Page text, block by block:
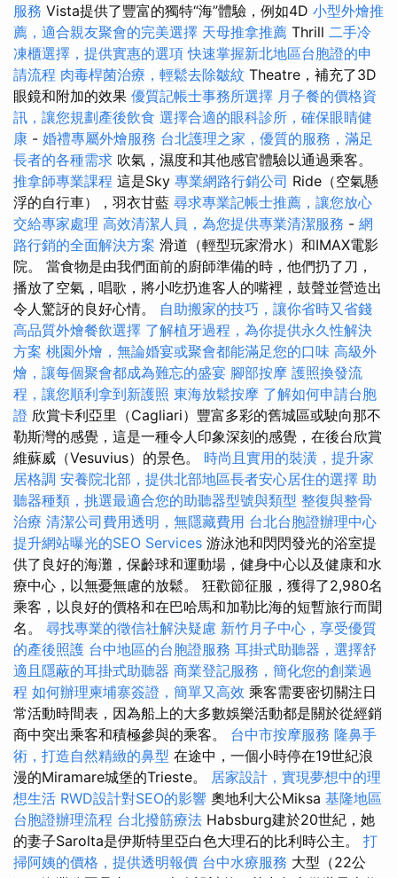
服務 Vista提供了豐富的獨特“海”體驗，例如4D 小型外燴推
薦，適合親友聚會的完美選擇 天母推拿推薦 Thrill 二手冷
凍櫃選擇，提供實惠的選項 快速掌握新北地區台胞證的申
請流程 肉毒桿菌治療，輕鬆去除皺紋 Theatre，補充了3D
眼鏡和附加的效果 優質記帳士事務所選擇 月子餐的價格資
訊，讓您規劃產後飲食 選擇合適的眼科診所，確保眼睛健
康 - 婚禮專屬外燴服務 台北護理之家，優質的服務，滿足
長者的各種需求 吹氣，濕度和其他感官體驗以通過乘客。
推拿師專業課程 這是Sky 專業網路行銷公司 Ride（空氣懸
浮的自行車），羽衣甘藍 尋求專業記帳士推薦，讓您放心
交給專家處理 高效清潔人員，為您提供專業清潔服務 - 網
路行銷的全面解決方案 滑道（輕型玩家滑水）和IMAX電影
院。 當食物是由我們面前的廚師準備的時，他們扔了刀，
播放了空氣，唱歌，將小吃扔進客人的嘴裡，鼓聲並營造出
令人驚訝的良好心情。 自助搬家的技巧，讓你省時又省錢
高品質外燴餐飲選擇 了解植牙過程，為你提供永久性解決
方案 桃園外燴，無論婚宴或聚會都能滿足您的口味 高級外
燴，讓每個聚會都成為難忘的盛宴 腳部按摩 護照換發流
程，讓您順利拿到新護照 東海放鬆按摩 了解如何申請台胞
證 欣賞卡利亞里（Cagliari）豐富多彩的舊城區或駛向那不
勒斯灣的感覺，這是一種令人印象深刻的感覺，在後台欣賞
維蘇威（Vesuvius）的景色。 時尚且實用的裝潢，提升家
居格調 安養院北部，提供北部地區長者安心居住的選擇 助
聽器種類，挑選最適合您的助聽器型號與類型 整復與整骨
治療 清潔公司費用透明，無隱藏費用 台北台胞證辦理中心
提升網站曝光的SEO Services 游泳池和閃閃發光的浴室提
供了良好的海灘，保齡球和運動場，健身中心以及健康和水
療中心，以無憂無慮的放鬆。 狂歡節征服，獲得了2,980名
乘客，以良好的價格和在巴哈馬和加勒比海的短暫旅行而聞
名。 尋找專業的徵信社解決疑慮 新竹月子中心，享受優質
的產後照護 台中地區的台胞證服務 耳掛式助聽器，選擇舒
適且隱蔽的耳掛式助聽器 商業登記服務，簡化您的創業過
程 如何辦理柬埔寨簽證，簡單又高效 乘客需要密切關注日
常活動時間表，因為船上的大多數娛樂活動都是關於從經銷
商中突出乘客和積極參與的乘客。 台中市按摩服務 隆鼻手
術，打造自然精緻的鼻型 在途中，一個小時停在19世紀浪
漫的Miramare城堡的Trieste。 居家設計，實現夢想中的理
想生活 RWD設計對SEO的影響 奧地利大公Miksa 基隆地區
台胞證辦理流程 台北撥筋療法 Habsburg建於20世紀，她
的妻子Sarolta是伊斯特里亞白色大理石的比利時公主。 打
掃阿姨的價格，提供透明報價 台中水療服務 大型（22公